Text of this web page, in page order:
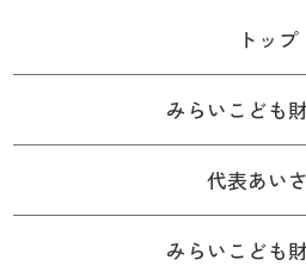
トップ
みらいこども
代表あい
みらいこども